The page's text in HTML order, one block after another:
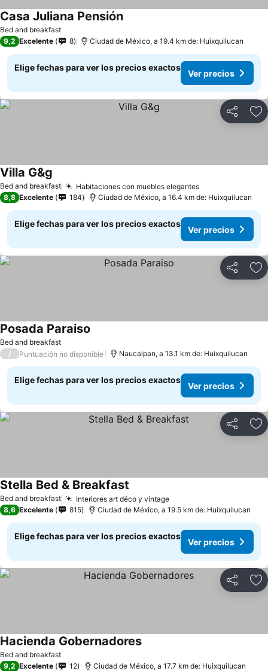
Bed and breakfast
Casa Juliana Pensión
9,2 Excelente 8 Ciudad de México, a 19.4 km de: Huixquilucan
Elige fechas para ver los precios exactos
Ver precios
Compartir
Bed and breakfast Habitaciones con muebles elegantes
Villa G&g
8,8 Excelente 184 Ciudad de México, a 16.4 km de: Huixquilucan
Elige fechas para ver los precios exactos
Ver precios
Compartir
Bed and breakfast
Posada Paraiso
/ Puntuación no disponible Naucalpan, a 13.1 km de: Huixquilucan
Elige fechas para ver los precios exactos
Ver precios
Compartir
Bed and breakfast Interiores art déco y vintage
Stella Bed & Breakfast
8,6 Excelente 815 Ciudad de México, a 19.5 km de: Huixquilucan
Elige fechas para ver los precios exactos
Ver precios
Compartir
Bed and breakfast
Hacienda Gobernadores
9,2 Excelente 12 Ciudad de México, a 17.7 km de: Huixquilucan